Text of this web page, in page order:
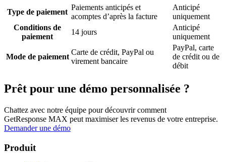
Type de paiement
Paiements anticipés et
acomptes d’après la facture
Anticipé
uniquement
Conditions de
paiement
14 jours
Anticipé
uniquement
Mode de paiement
Carte de crédit, PayPal ou
virement bancaire
PayPal, carte
de crédit ou de
débit
Prêt pour une démo personnalisée ?
Chattez avec notre équipe pour découvrir comment
GetResponse MAX peut maximiser les revenus de votre entreprise.
Demander une démo
Produit